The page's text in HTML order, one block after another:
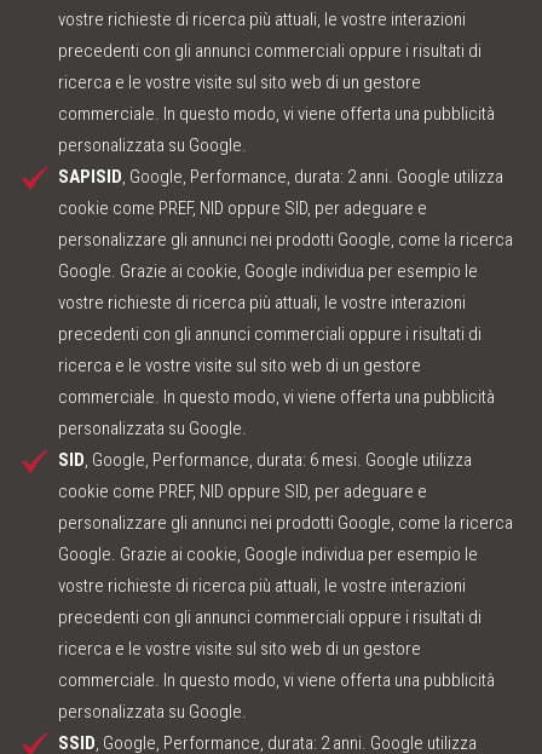
vostre richieste di ricerca più attuali, le vostre interazioni
precedenti con gli annunci commerciali oppure i risultati di
ricerca e le vostre visite sul sito web di un gestore
commerciale. In questo modo, vi viene offerta una pubblicità
personalizzata su Google.
SAPISID , Google, Performance, durata: 2 anni. Google utilizza
cookie come PREF, NID oppure SID, per adeguare e
personalizzare gli annunci nei prodotti Google, come la ricerca
Google. Grazie ai cookie, Google individua per esempio le
vostre richieste di ricerca più attuali, le vostre interazioni
precedenti con gli annunci commerciali oppure i risultati di
ricerca e le vostre visite sul sito web di un gestore
commerciale. In questo modo, vi viene offerta una pubblicità
personalizzata su Google.
SID , Google, Performance, durata: 6 mesi. Google utilizza
cookie come PREF, NID oppure SID, per adeguare e
personalizzare gli annunci nei prodotti Google, come la ricerca
Google. Grazie ai cookie, Google individua per esempio le
vostre richieste di ricerca più attuali, le vostre interazioni
precedenti con gli annunci commerciali oppure i risultati di
ricerca e le vostre visite sul sito web di un gestore
commerciale. In questo modo, vi viene offerta una pubblicità
personalizzata su Google.
SSID , Google, Performance, durata: 2 anni. Google utilizza